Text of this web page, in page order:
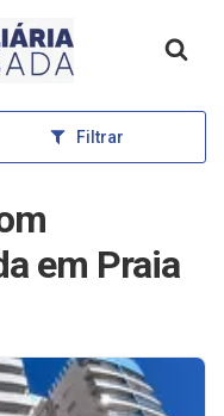
Filtrar
em Praia